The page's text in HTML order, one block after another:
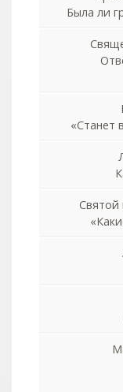
Была ли
«Станет
Святой